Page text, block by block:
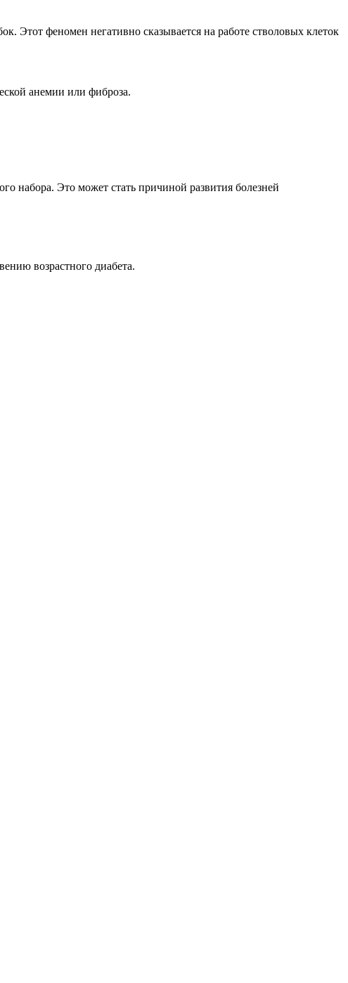
Этот феномен негативно сказывается на работе стволовых клеток
анемии или фиброза.
набора. Это может стать причиной развития болезней
возрастного диабета.